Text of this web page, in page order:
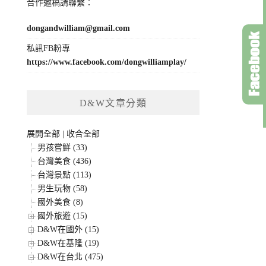
合作邀稿請聯繫：
dongandwilliam@gmail.com
私訊FB粉專
https://www.facebook.com/dongwilliamplay/
D&W文章分類
展開全部
收合全部
男孩嘗鮮 (33)
台灣美食 (436)
台灣景點 (113)
男生玩物 (58)
國外美食 (8)
國外旅遊 (15)
D&W在國外 (15)
D&W在基隆 (19)
D&W在台北 (475)